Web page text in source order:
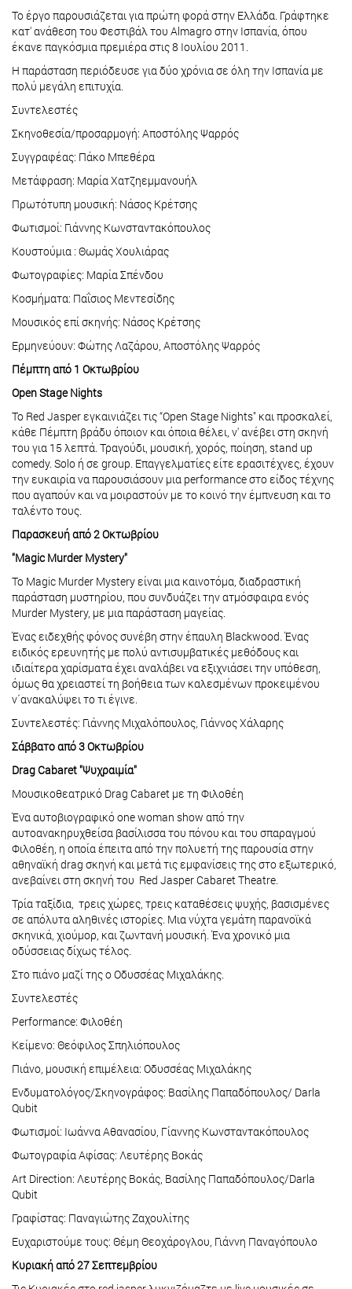
Το έργο παρουσιάζεται για πρώτη φορά στην Ελλάδα. Γράφτηκε
κατ' ανάθεση του Φεστιβάλ του Almagro στην Ισπανία, όπου
έκανε παγκόσμια πρεμιέρα στις 8 Ιουλίου 2011.
Η παράσταση περιόδευσε για δύο χρόνια σε όλη την Ισπανία με
πολύ μεγάλη επιτυχία.
Συντελεστές
Σκηνοθεσία/προσαρμογή: Αποστόλης Ψαρρός
Συγγραφέας: Πάκο Μπεθέρα
Μετάφραση: Μαρία Χατζηεμμανουήλ
Πρωτότυπη μουσική: Νάσος Κρέτσης
Φωτισμοί: Γιάννης Κωνσταντακόπουλος
Κουστούμια : Θωμάς Χουλιάρας
Φωτογραφίες: Μαρία Σπένδου
Κοσμήματα: Παΐσιος Μεντεσίδης
Μουσικός επί σκηνής: Νάσος Κρέτσης
Ερμηνεύουν: Φώτης Λαζάρου, Αποστόλης Ψαρρός
Πέμπτη από 1 Οκτωβρίου
Open Stage Nights
Το Red Jasper εγκαινιάζει τις “Open Stage Nights" και προσκαλεί,
κάθε Πέμπτη βράδυ όποιον και όποια θέλει, ν' ανέβει στη σκηνή
του για 15 λεπτά. Τραγούδι, μουσική, χορός, ποίηση, stand up
comedy. Solo ή σε group. Επαγγελματίες είτε ερασιτέχνες, έχουν
την ευκαιρία να παρουσιάσουν μια performance στο είδος τέχνης
που αγαπούν και να μοιραστούν με το κοινό την έμπνευση και το
ταλέντο τους.
Παρασκευή από 2 Οκτωβρίου
"Magic Murder Mystery"
Το Magic Murder Mystery είναι μια καινοτόμα, διαδραστική
παράσταση μυστηρίου, που συνδυάζει την ατμόσφαιρα ενός
Murder Mystery, με μια παράσταση μαγείας.
Ένας ειδεχθής φόνος συνέβη στην έπαυλη Blackwood. Ένας
ειδικός ερευνητής με πολύ αντισυμβατικές μεθόδους και
ιδιαίτερα χαρίσματα έχει αναλάβει να εξιχνιάσει την υπόθεση,
όμως θα χρειαστεί τη βοήθεια των καλεσμένων προκειμένου
ν΄ανακαλύψει το τι έγινε.
Συντελεστές: Γιάννης Μιχαλόπουλος, Γιάννος Χάλαρης
Σάββατο από 3 Οκτωβρίου
Drag Cabaret "Ψυχραιμία"
Μουσικοθεατρικό Drag Cabaret με τη Φιλοθέη
Ένα αυτοβιογραφικό one woman show από την
αυτοανακηρυχθείσα βασίλισσα του πόνου και του σπαραγμού
Φιλοθέη, η οποία έπειτα από την πολυετή της παρουσία στην
αθηναϊκή drag σκηνή και μετά τις εμφανίσεις της στο εξωτερικό,
ανεβαίνει στη σκηνή του Red Jasper Cabaret Theatre.
Τρία ταξίδια, τρεις χώρες, τρεις καταθέσεις ψυχής, βασισμένες
σε απόλυτα αληθινές ιστορίες. Μια νύχτα γεμάτη παρανοϊκά
σκηνικά, χιούμορ, και ζωντανή μουσική. Ένα χρονικό μια
οδύσσειας δίχως τέλος.
Στο πιάνο μαζί της ο Οδυσσέας Μιχαλάκης.
Συντελεστές
Performance: Φιλοθέη
Κείμενο: Θεόφιλος Σπηλιόπουλος
Πιάνο, μουσική επιμέλεια: Οδυσσέας Μιχαλάκης
Ενδυματολόγος/Σκηνογράφος: Βασίλης Παπαδόπουλος/ Darla
Qubit
Φωτισμοί: Ιωάννα Αθανασίου, Γίαννης Κωνσταντακόπουλος
Φωτογραφία Αφίσας: Λευτέρης Βοκάς
Art Direction: Λευτέρης Βοκάς, Βασίλης Παπαδόπουλος/Darla
Qubit
Γραφίστας: Παναγιώτης Ζαχουλίτης
Ευχαριστούμε τους: Θέμη Θεοχάρογλου, Γιάννη Παναγόπουλο
Κυριακή από 27 Σεπτεμβρίου